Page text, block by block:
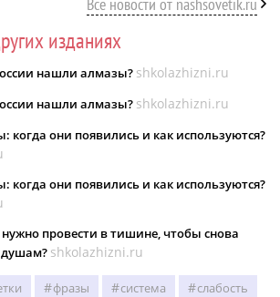
изданиях
нашли алмазы? shkolazhizni.ru
нашли алмазы? shkolazhizni.ru
когда они появились и как используются?
когда они появились и как используются?
провести в тишине, чтобы снова
душам? shkolazhizni.ru
фразы система
слабость